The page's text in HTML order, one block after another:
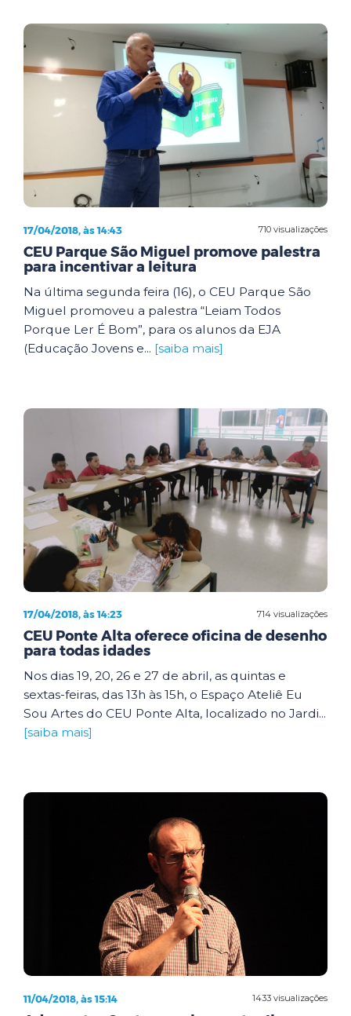
710 visualizações
17/04/2018, às 14:43
CEU Parque São Miguel promove palestra
para incentivar a leitura
Na última segunda feira (16), o CEU Parque São
Miguel promoveu a palestra “Leiam Todos
Porque Ler É Bom”, para os alunos da EJA
(Educação Jovens e... [saiba mais]
714 visualizações
17/04/2018, às 14:23
CEU Ponte Alta oferece oficina de desenho
para todas idades
Nos dias 19, 20, 26 e 27 de abril, as quintas e
sextas-feiras, das 13h às 15h, o Espaço Ateliê Eu
Sou Artes do CEU Ponte Alta, localizado no Jardi...
[saiba mais]
1433 visualizações
11/04/2018, às 15:14